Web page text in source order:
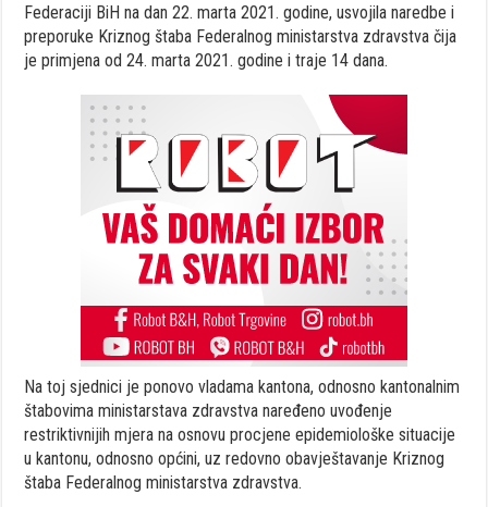
Federaciji BiH na dan 22. marta 2021. godine, usvojila naredbe i
preporuke Kriznog štaba Federalnog ministarstva zdravstva čija
je primjena od 24. marta 2021. godine i traje 14 dana.
Na toj sjednici je ponovo vladama kantona, odnosno kantonalnim
štabovima ministarstava zdravstva naređeno uvođenje
restriktivnijih mjera na osnovu procjene epidemiološke situacije
u kantonu, odnosno općini, uz redovno obavještavanje Kriznog
štaba Federalnog ministarstva zdravstva.